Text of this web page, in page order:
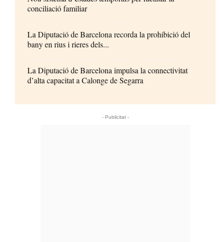
conciliació familiar
La Diputació de Barcelona recorda la prohibició del
bany en rius i rieres dels...
La Diputació de Barcelona impulsa la connectivitat
d’alta capacitat a Calonge de Segarra
- Publicitat -